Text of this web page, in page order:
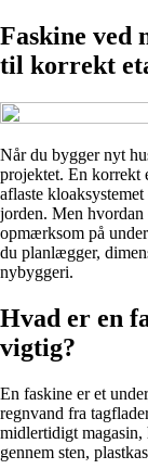
Faskine ved
til korrekt
Når du bygger nyt
projektet. En korrekt
aflaste
jorden. Men hvordan
opmærksom på
du planlægger,
nybyggeri.
Hvad er en
vigtig?
En faskine er et
regnvand fra
midlertidigt magasin,
gennem sten,